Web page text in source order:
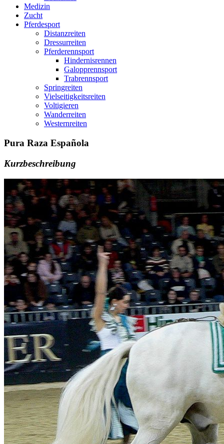
Medizin
Zucht
Pferdesport
Distanzreiten
Dressurreiten
Pferderennsport
Hindernisrennen
Galopprennsport
Trabrennsport
Springreiten
Vielseitigkeitsreiten
Voltigieren
Wanderreiten
Westernreiten
Pura Raza Española
Kurzbeschreibung